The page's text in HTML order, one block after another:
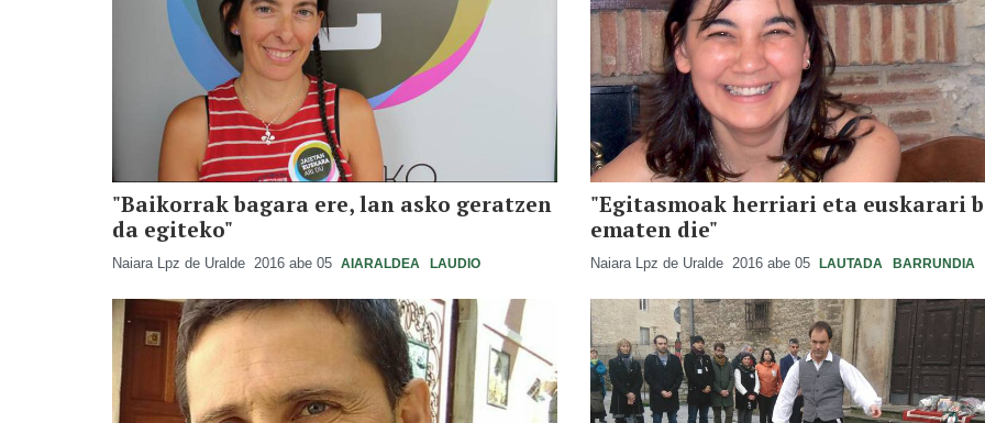
"Baikorrak bagara ere, lan asko geratzen
da egiteko"
Naiara Lpz de Uralde 2016 abe 05 AIARALDEA LAUDIO
"Egitasmoak herriari eta euskarari
ematen die"
Naiara Lpz de Uralde 2016 abe 05 LAUTADA BARRUNDIA